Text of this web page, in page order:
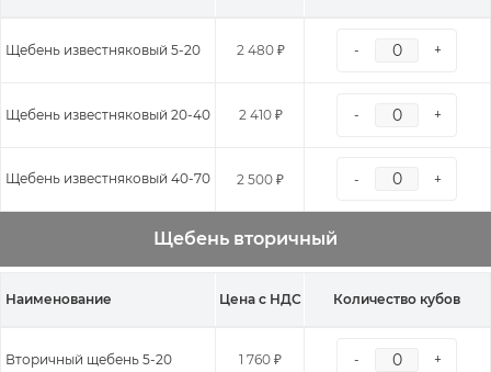
Щебень известняковый 5-20 2 480 ₽ - +
Щебень известняковый 20-40 2 410 ₽ - +
Щебень известняковый 40-70 2 500 ₽ - +
Щебень вторичный
Наименование Цена с НДС Количество кубов
Вторичный щебень 5-20 1 760 ₽ - +